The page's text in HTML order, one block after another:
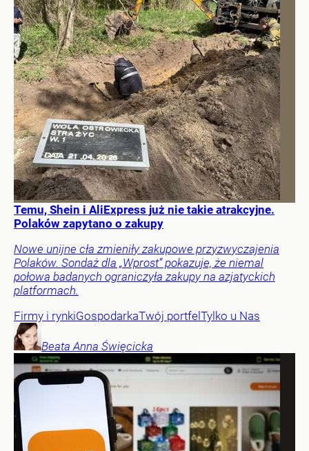
Temu, Shein i AliExpress już nie takie atrakcyjne.
Polaków zapytano o zakupy
Nowe unijne cła zmieniły zakupowe przyzwyczajenia
Polaków. Sondaż dla „Wprost” pokazuje, że niemal
połowa badanych ograniczyła zakupy na azjatyckich
platformach.
Firmy i rynkiGospodarkaTwój portfelTylko u Nas
Beata Anna Święcicka